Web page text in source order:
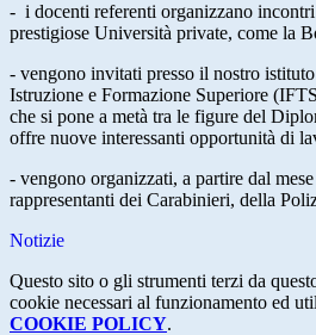
- i docenti referenti organizzano
prestigiose Università private, come la
- vengono invitati presso il nostro
Istruzione e Formazione Superiore
che si pone a metà tra le figure del
offre nuove interessanti opportunità di
- vengono organizzati, a partire dal
rappresentanti dei Carabinieri, della
Notizie
Questo sito o gli strumenti terzi da
cookie necessari al funzionamento ed
COOKIE POLICY.